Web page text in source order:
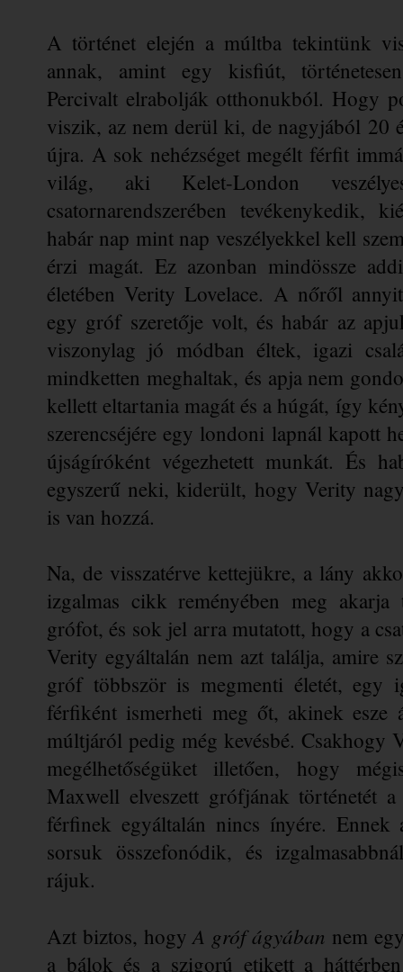
A történet elején a múltba tekintünk
annak, amint egy kisfiút,
Percivalt elrabolják otthonukból. Hogy
viszik, az nem derül ki, de nagyjából 20
újra. A sok nehézséget megélt férfit
világ, aki Kelet-London
csatornarendszerében tevékenykedik,
habár nap mint nap veszélyekkel kell
érzi magát. Ez azonban mindössze
életében Verity Lovelace. A nőről
egy gróf szeretője volt, és habár az
viszonylag jó módban éltek, igazi
mindketten meghaltak, és apja nem
kellett eltartania magát és a húgát, így
szerencséjére egy londoni lapnál kapott
újságíróként végezhetett munkát. És
egyszerű neki, kiderült, hogy Verity
is van hozzá.
Na, de visszatérve kettejükre, a lány
izgalmas cikk reményében meg
grófot, és sok jel arra mutatott, hogy a
Verity egyáltalán nem azt találja, amire
gróf többször is megmenti életét, egy
férfiként ismerheti meg őt, akinek esze
múltjáról pedig még kevésbé. Csakhogy
megélhetőségüket illetően, hogy
Maxwell elveszett grófjának történetét
férfinek egyáltalán nincs ínyére. Ennek
sorsuk összefonódik, és
rájuk.
Azt biztos, hogy A gróf ágyában nem
a bálok és a szigorú etikett a